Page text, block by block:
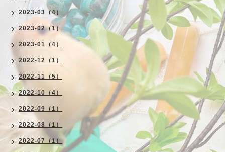
2023-03（4）
2023-02（1）
2023-01（4）
2022-12（1）
2022-11（5）
2022-10（4）
2022-09（1）
2022-08（1）
2022-07（1）